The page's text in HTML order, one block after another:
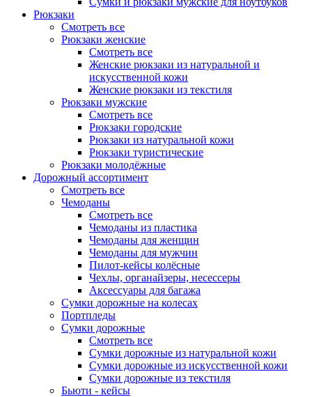
Рюкзаки
Смотреть все
Рюкзаки женские
Смотреть все
Женские рюкзаки из натуральной и
искусственной кожи
Женские рюкзаки из текстиля
Рюкзаки мужские
Смотреть все
Рюкзаки городские
Рюкзаки из натуральной кожи
Рюкзаки туристические
Рюкзаки молодёжные
Дорожный ассортимент
Смотреть все
Чемоданы
Смотреть все
Чемоданы из пластика
Чемоданы для женщин
Чемоданы для мужчин
Пилот-кейсы колёсные
Чехлы, органайзеры, несессеры
Аксессуары для багажа
Сумки дорожные на колесах
Портпледы
Сумки дорожные
Смотреть все
Сумки дорожные из натуральной кожи
Сумки дорожные из искусственной кожи
Сумки дорожные из текстиля
Бьюти - кейсы